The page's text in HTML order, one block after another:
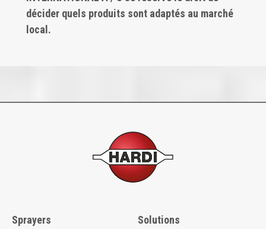
décider quels produits sont adaptés au marché
local.
Sprayers
Solutions